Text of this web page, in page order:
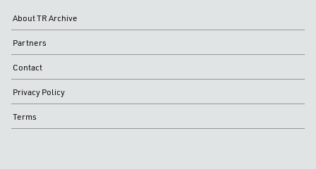
About TR Archive
Partners
Contact
Privacy Policy
Terms